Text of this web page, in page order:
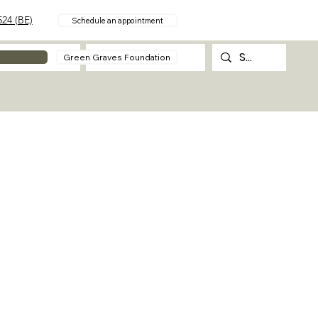
Contact
Green Graves Foundation
(BE) Schedule an appointment